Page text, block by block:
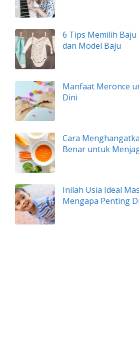
6 Tips Memilih
dan Model Baju
Manfaat Meronce
Dini
Cara
Benar untuk
Inilah Usia Ideal
Mengapa Penting